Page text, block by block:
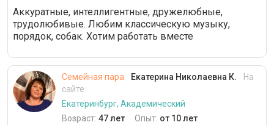
Аккуратные, интеллигентные, дружелюбные,
трудолюбивые. Любим классическую музыку,
порядок, собак. Хотим работать вместе
Семейная пара Екатерина Николаевна К.
На
сайте
Екатеринбург, Академический
Возраст: 47 лет Опыт: от 10 лет